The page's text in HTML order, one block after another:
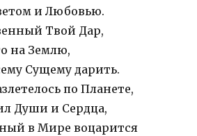
и Любовью.
Твой Дар,
на Землю,
Сущему дарить.
по Планете,
Души и Сердца,
в Мире воцарится